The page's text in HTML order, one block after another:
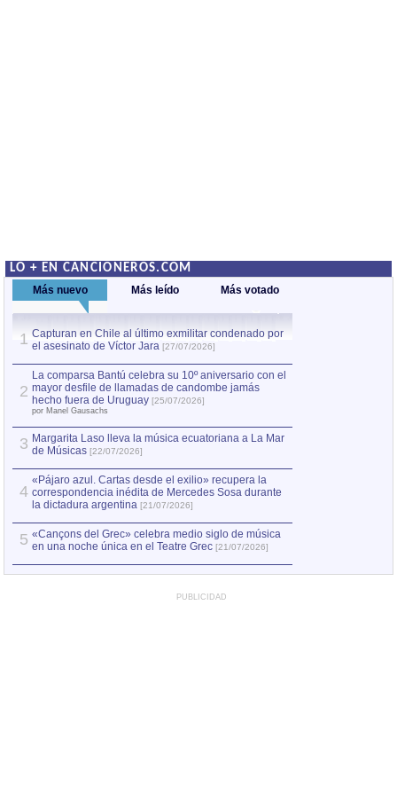
LO + EN CANCIONEROS.COM
Más nuevo Más leído Más votado
1 Capturan en Chile al último exmilitar condenado por
el asesinato de Víctor Jara [27/07/2026]
2
La comparsa Bantú celebra su 10º aniversario con el
mayor desfile de llamadas de candombe jamás
hecho fuera de Uruguay [25/07/2026]
por Manel Gausachs
3 Margarita Laso lleva la música ecuatoriana a La Mar
de Músicas [22/07/2026]
4
«Pájaro azul. Cartas desde el exilio» recupera la
correspondencia inédita de Mercedes Sosa durante
la dictadura argentina [21/07/2026]
5 «Cançons del Grec» celebra medio siglo de música
en una noche única en el Teatre Grec [21/07/2026]
PUBLICIDAD